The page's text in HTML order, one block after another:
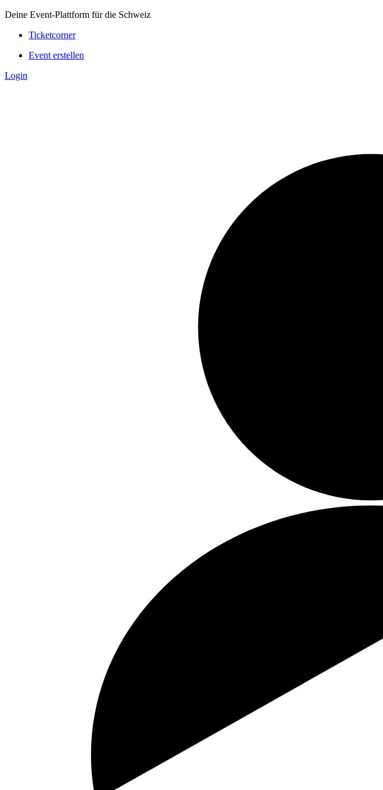
Deine Event-Plattform für die Schweiz
Ticketcorner
Event erstellen
Login